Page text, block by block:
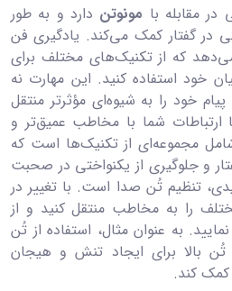
مقابله با مونوتن دارد و به طور
در گفتار کمک می‌کند. یادگیری فن
که از تکنیک‌های مختلف برای
خود استفاده کنید. این مهارت نه
خود را به شیوه‌ای مؤثرتر منتقل
ارتباطات شما با مخاطب عمیق‌تر و
شامل مجموعه‌ای از تکنیک‌ها است که
و جلوگیری از یکنواختی در صحبت
تنظیم تُن صدا است. با تغییر در
را به مخاطب منتقل کنید و از
به عنوان مثال، استفاده از تُن
بالا برای ایجاد تنش و هیجان
کمک کند.